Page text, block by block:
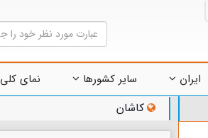
ایران سایر کشورها نمای کلی
کاشان